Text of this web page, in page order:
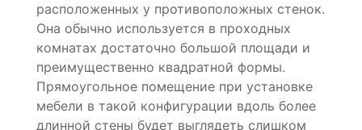
расположенных у противоположных стенок.
Она обычно используется в проходных
комнатах достаточно большой площади и
преимущественно квадратной формы.
Прямоугольное помещение при установке
мебели в такой конфигурации вдоль более
длинной стены будет выглядеть слишком